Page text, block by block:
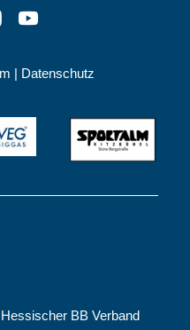
| Datenschutz
BB Verband